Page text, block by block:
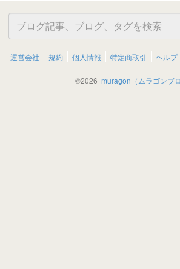
運営会社 規約 個人情報 特定商取引 ヘルプ
©2026 muragon（ムラゴンブロ